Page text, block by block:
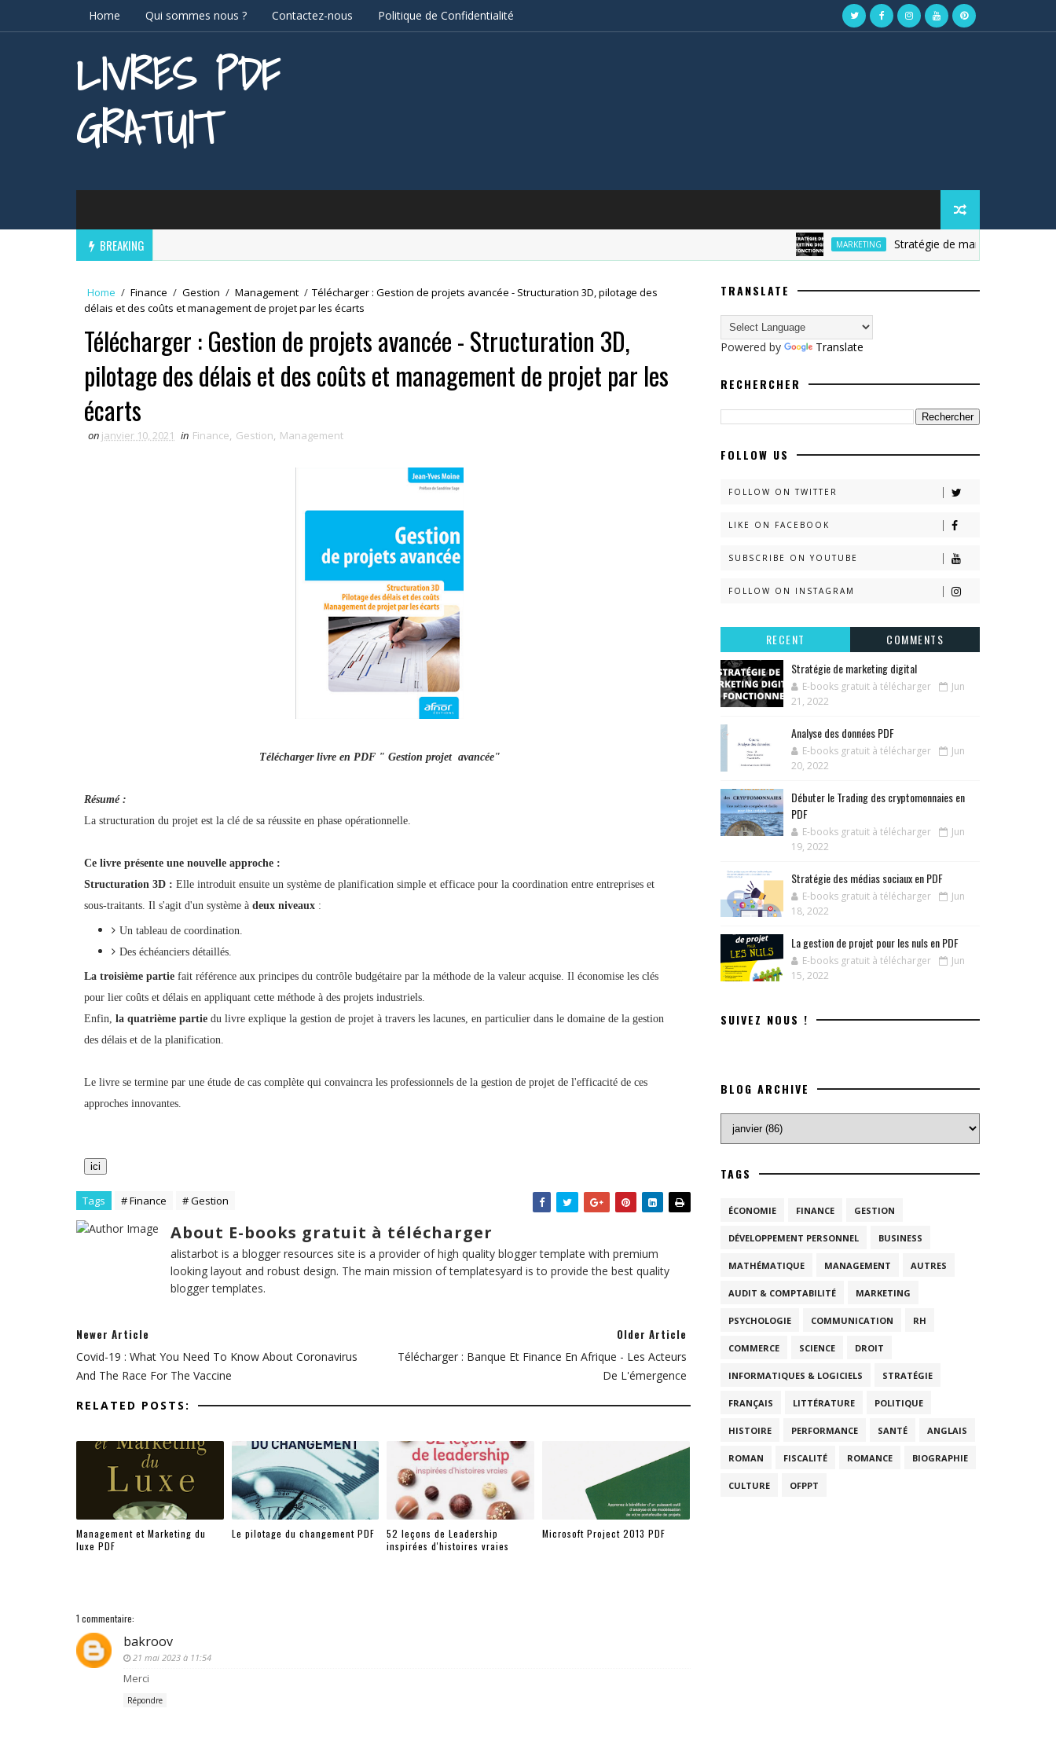
Home Qui sommes nous ? Contactez-nous Politique de Confidentialité
LIVRES PDF
GRATUIT
BREAKING MARKETING Stratégie de marketing digital
Home / Finance / Gestion / Management / Télécharger : Gestion de projets avancée - Structuration 3D, pilotage des
délais et des coûts et management de projet par les écarts
Télécharger : Gestion de projets avancée - Structuration 3D,
pilotage des délais et des coûts et management de projet par les
écarts
on janvier 10, 2021 in Finance, Gestion, Management
Télécharger livre en PDF " Gestion projet avancée"
Résumé :
La structuration du projet est la clé de sa réussite en phase opérationnelle.
Ce livre présente une nouvelle approche :
Structuration 3D : Elle introduit ensuite un système de planification simple et efficace pour la coordination entre entreprises et
sous-traitants. Il s'agit d'un système à deux niveaux :
Un tableau de coordination.
Des échéanciers détaillés.
La troisième partie fait référence aux principes du contrôle budgétaire par la méthode de la valeur acquise. Il économise les clés
pour lier coûts et délais en appliquant cette méthode à des projets industriels.
Enfin, la quatrième partie du livre explique la gestion de projet à travers les lacunes, en particulier dans le domaine de la gestion
des délais et de la planification.
Le livre se termine par une étude de cas complète qui convaincra les professionnels de la gestion de projet de l'efficacité de ces
approches innovantes.
ici
Tags # Finance # Gestion
About E-books gratuit à télécharger
alistarbot is a blogger resources site is a provider of high quality blogger template with premium
looking layout and robust design. The main mission of templatesyard is to provide the best quality
blogger templates.
Newer Article
Covid-19 : What You Need To Know About Coronavirus
And The Race For The Vaccine
Older Article
Télécharger : Banque Et Finance En Afrique - Les Acteurs
De L'émergence
RELATED POSTS:
Management et Marketing du
luxe PDF
Le pilotage du changement PDF
52 leçons de Leadership
inspirées d'histoires vraies
Microsoft Project 2013 PDF
1 commentaire:
bakroov
21 mai 2023 à 11:54
Merci
Répondre
TRANSLATE
Powered by Translate
RECHERCHER
FOLLOW US
FOLLOW ON TWITTER
LIKE ON FACEBOOK
SUBSCRIBE ON YOUTUBE
FOLLOW ON INSTAGRAM
RECENT
COMMENTS
Stratégie de marketing digital
E-books gratuit à télécharger
Jun
21, 2022
Analyse des données PDF
E-books gratuit à télécharger
Jun
20, 2022
Débuter le Trading des cryptomonnaies en
PDF
E-books gratuit à télécharger
Jun
19, 2022
Stratégie des médias sociaux en PDF
E-books gratuit à télécharger
Jun
18, 2022
La gestion de projet pour les nuls en PDF
E-books gratuit à télécharger
Jun
15, 2022
SUIVEZ NOUS !
BLOG ARCHIVE
TAGS
ÉCONOMIE FINANCE GESTION
DÉVELOPPEMENT PERSONNEL BUSINESS
MATHÉMATIQUE MANAGEMENT AUTRES
AUDIT & COMPTABILITÉ MARKETING
PSYCHOLOGIE COMMUNICATION RH
COMMERCE SCIENCE DROIT
INFORMATIQUES & LOGICIELS STRATÉGIE
FRANÇAIS LITTÉRATURE POLITIQUE
HISTOIRE PERFORMANCE SANTÉ ANGLAIS
ROMAN FISCALITÉ ROMANCE BIOGRAPHIE
CULTURE OFPPT